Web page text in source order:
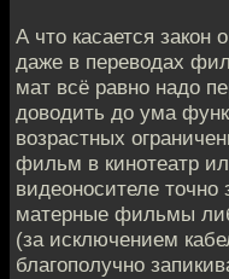
А что касается закон
даже в переводах
мат всё равно надо
доводить до ума
возрастных
фильм в кинотеатр
видеоносителе
матерные фильмы
(за исключением
благополучно